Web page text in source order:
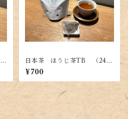
日本茶 ほうじ茶TB （24g
（3g×8P））
¥700